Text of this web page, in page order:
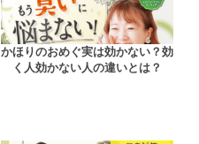
かほりのおめぐ実は効かない？効
く人効かない人の違いとは？